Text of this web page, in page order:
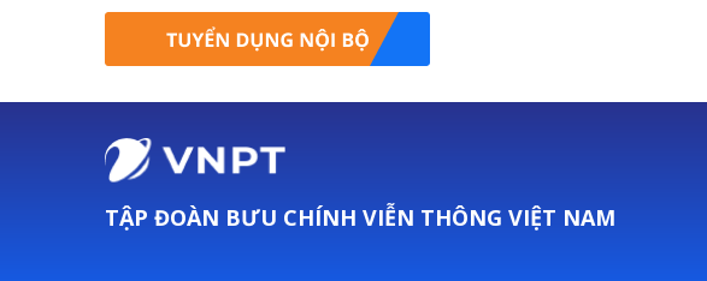
TẬP ĐOÀN BƯU CHÍNH VIỄN THÔNG VIỆT NAM